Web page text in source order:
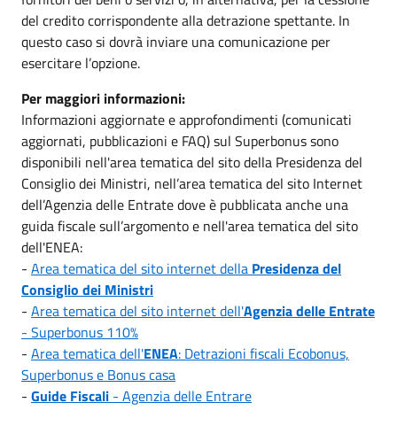
del credito corrispondente alla detrazione spettante. In
questo caso si dovrà inviare una comunicazione per
esercitare l’opzione.
Per maggiori informazioni:
Informazioni aggiornate e approfondimenti (comunicati
aggiornati, pubblicazioni e FAQ) sul Superbonus sono
disponibili nell'area tematica del sito della Presidenza del
Consiglio dei Ministri, nell’area tematica del sito Internet
dell’Agenzia delle Entrate dove è pubblicata anche una
guida fiscale sull’argomento e nell'area tematica del sito
dell'ENEA:
- Area tematica del sito internet della Presidenza del
Consiglio dei Ministri
- Area tematica del sito internet dell'Agenzia delle Entrate
- Superbonus 110%
- Area tematica dell'ENEA: Detrazioni fiscali Ecobonus,
Superbonus e Bonus casa
- Guide Fiscali - Agenzia delle Entrare